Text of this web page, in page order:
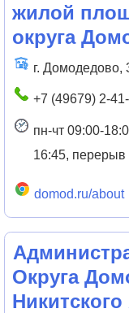
жилой
округа
г.
+7 (49679) 2-
пн-чт 09:00-
16:45, перерыв
domod.ru/about
Округа